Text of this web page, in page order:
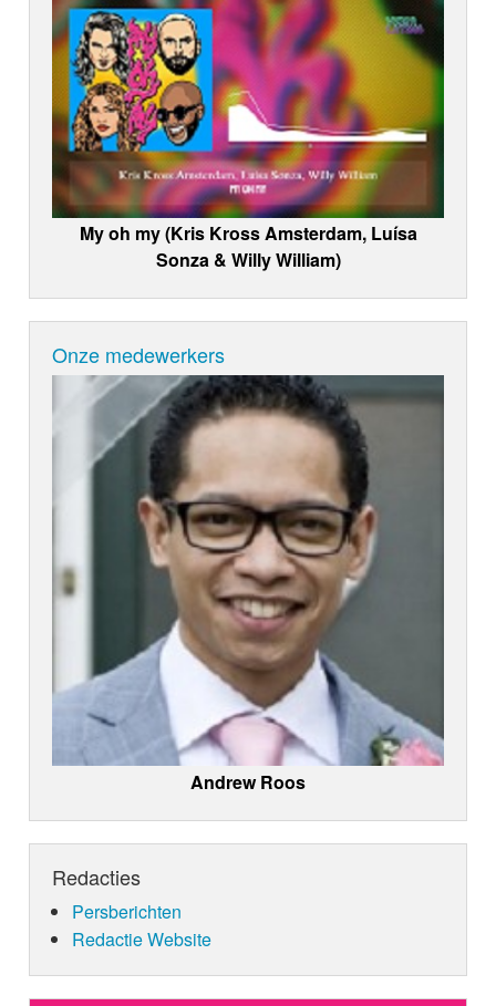
My oh my (Kris Kross Amsterdam, Luísa
Sonza & Willy William)
Onze medewerkers
Andrew Roos
Redacties
Persberichten
Redactie Website